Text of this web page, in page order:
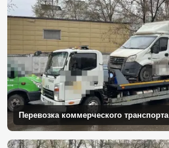
Перевозка коммерческого транспорта